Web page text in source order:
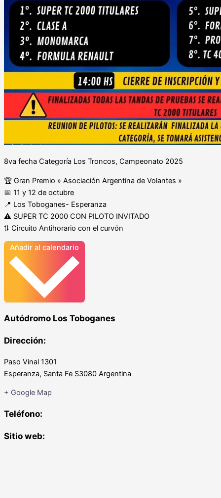
8va fecha Categoría Los Troncos, Campeonato 2025
🏆 Gran Premio » Asociación Argentina de Volantes »
📅 11 y 12 de octubre
📍 Los Toboganes- Esperanza
⚠️ SUPER TC 2000 CON PILOTO INVITADO
🔃 Circuito Antihorario con el curvón
Autódromo Los Toboganes
Dirección:
Paso Vinal 1301
Esperanza, Santa Fe S3080 Argentina
+ Google Map
Teléfono:
Sitio web: